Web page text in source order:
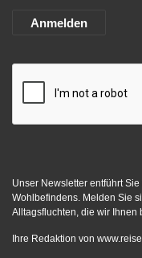
Anmelden
Unser Newsletter entführt
Wohlbefindens. Melden Sie
Alltagsfluchten, die wir Ihnen
Ihre Redaktion von